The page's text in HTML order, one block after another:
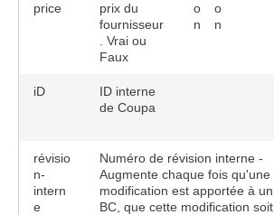
price
prix du
fournisseur
. Vrai ou
Faux
o
n
o
n
iD
ID interne
de Coupa
révisio
n-
intern
e
Numéro de révision interne -
Augmente chaque fois qu'une
modification est apportée à un
BC, que cette modification soit